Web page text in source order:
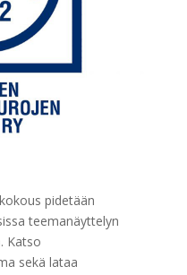
pidetään
teemanäyttelyn
Katso
sekä lataa